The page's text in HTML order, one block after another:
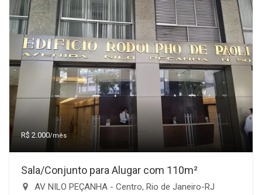
R$ 2.000/mês
Sala/Conjunto para Alugar com 110m²
AV NILO PEÇANHA - Centro, Rio de Janeiro-RJ